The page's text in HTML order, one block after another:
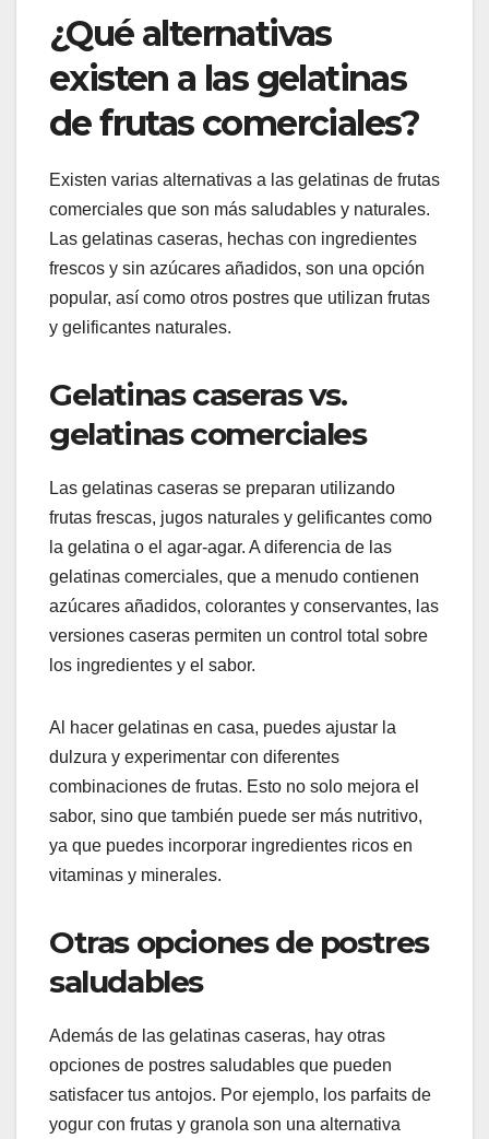
¿Qué alternativas
existen a las gelatinas
de frutas comerciales?
Existen varias alternativas a las gelatinas de frutas
comerciales que son más saludables y naturales.
Las gelatinas caseras, hechas con ingredientes
frescos y sin azúcares añadidos, son una opción
popular, así como otros postres que utilizan frutas
y gelificantes naturales.
Gelatinas caseras vs.
gelatinas comerciales
Las gelatinas caseras se preparan utilizando
frutas frescas, jugos naturales y gelificantes como
la gelatina o el agar-agar. A diferencia de las
gelatinas comerciales, que a menudo contienen
azúcares añadidos, colorantes y conservantes, las
versiones caseras permiten un control total sobre
los ingredientes y el sabor.
Al hacer gelatinas en casa, puedes ajustar la
dulzura y experimentar con diferentes
combinaciones de frutas. Esto no solo mejora el
sabor, sino que también puede ser más nutritivo,
ya que puedes incorporar ingredientes ricos en
vitaminas y minerales.
Otras opciones de postres
saludables
Además de las gelatinas caseras, hay otras
opciones de postres saludables que pueden
satisfacer tus antojos. Por ejemplo, los parfaits de
yogur con frutas y granola son una alternativa